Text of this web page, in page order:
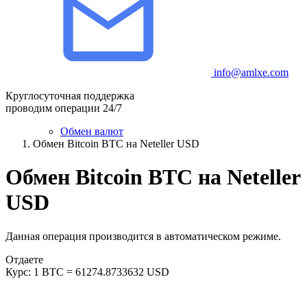
info@amlxe.com
Круглосуточная поддержка
проводим операции 24/7
Обмен валют
Обмен Bitcoin BTC на Neteller USD
Обмен Bitcoin BTC на Neteller
USD
Данная операция производится в автоматическом режиме.
Отдаете
Курс: 1 BTC = 61274.8733632 USD